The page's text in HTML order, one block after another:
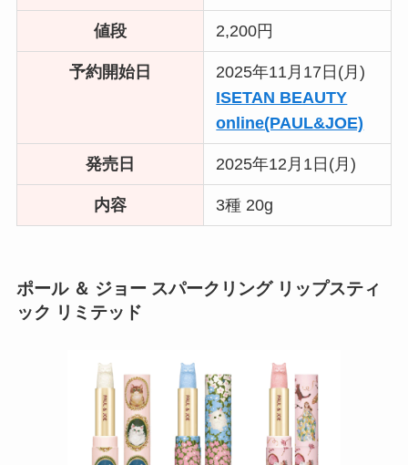
値段 2,200円
予約開始日
2025年11月17日(月)
ISETAN BEAUTY
online(PAUL&JOE)
発売日 2025年12月1日(月)
内容 3種 20g
ポール ＆ ジョー スパークリング リップスティ
ック リミテッド